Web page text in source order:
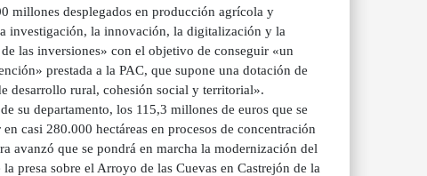
millones desplegados en producción agrícola y
investigación, la innovación, la digitalización y la
las inversiones» con el objetivo de conseguir «un
prestada a la PAC, que supone una dotación de
desarrollo rural, cohesión social y territorial».
su departamento, los 115,3 millones de euros que se
casi 280.000 hectáreas en procesos de concentración
avanzó que se pondrá en marcha la modernización del
presa sobre el Arroyo de las Cuevas en Castrejón de la